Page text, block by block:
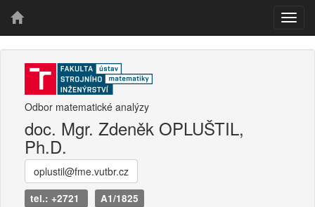
Odbor matematické analýzy
doc. Mgr. Zdeněk OPLUŠTIL,
Ph.D.
oplustil@fme.vutbr.cz
tel.: +2721 A1/1825